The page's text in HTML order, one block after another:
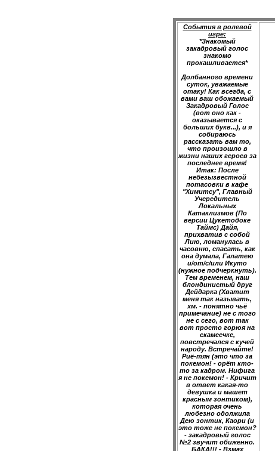
События в ролевой
игре:
*Знакомый
закадровый голос
знакомо
прокашливается*
Долбанного времени
суток, уважаемые
отаку! Как всегда, с
вами ваш обожаемый
Закадровый Голос
(вот оно как -
оказывается с
больших букв...), и я
собираюсь
рассказать вам то,
что произошло в
жизни наших героев за
последнее время!
Итак: После
небезызвестной
потасовки в кафе
"Химитсу", Главный
Учередитель
Локальных
Катаклизмов (По
версии Цукетодоке
Таймс) Дайя,
прихватив с собой
Лию, ломанулась в
часовню, спасать, как
она думала, Галатею
и/от/с/или Икуто
(нужное подчеркнуть).
Тем временем, наш
блондинистый друг
Дейдарка (Хватит
меня так называть,
хм. - понятно чьё
примечание) не с того
не с сего, вот так
вот просто горюя на
скамеечке,
повстречался с кучей
народу. Встречайте!
Риё-тян (это что за
покемон! - орёт кто-
то за кадром. Нифига
я не покемон! - Кричит
в ответ какая-то
девушка и машет
красным зонтиком),
которая очень
любезно одолжила
Дею зонтик, Каори (и
это тоже не покемон?
- закадровый голос
№2 звучит обиженно.
БАКА!!! - Взмах